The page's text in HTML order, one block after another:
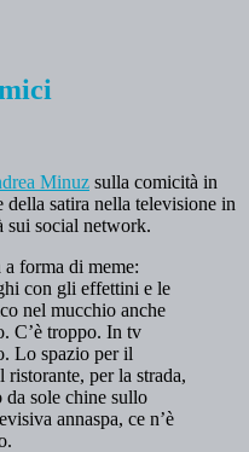
Minuz sulla comicità in
della satira nella televisione in
sui social network.
forma di meme:
con gli effettini e le
nel mucchio anche
C’è troppo. In tv
Lo spazio per il
per la strada,
da sole chine sullo
annaspa, ce n’è